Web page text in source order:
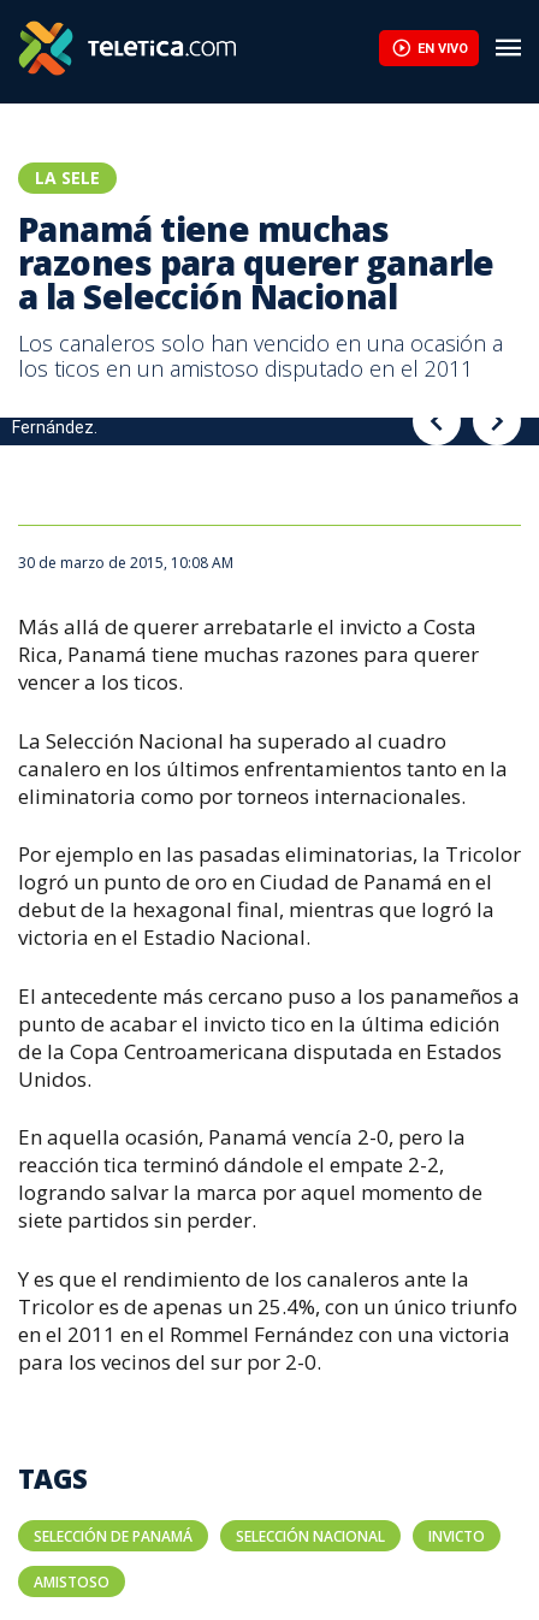
EN VIVO
LA SELE
Panamá tiene muchas
razones para querer ganarle
a la Selección Nacional
Los canaleros solo han vencido en una ocasión a
los ticos en un amistoso disputado en el 2011
Fernández.
30 de marzo de 2015, 10:08 AM
Más allá de querer arrebatarle el invicto a Costa
Rica, Panamá tiene muchas razones para querer
vencer a los ticos.
La Selección Nacional ha superado al cuadro
canalero en los últimos enfrentamientos tanto en la
eliminatoria como por torneos internacionales.
Por ejemplo en las pasadas eliminatorias, la Tricolor
logró un punto de oro en Ciudad de Panamá en el
debut de la hexagonal final, mientras que logró la
victoria en el Estadio Nacional.
El antecedente más cercano puso a los panameños a
punto de acabar el invicto tico en la última edición
de la Copa Centroamericana disputada en Estados
Unidos.
En aquella ocasión, Panamá vencía 2-0, pero la
reacción tica terminó dándole el empate 2-2,
logrando salvar la marca por aquel momento de
siete partidos sin perder.
Y es que el rendimiento de los canaleros ante la
Tricolor es de apenas un 25.4%, con un único triunfo
en el 2011 en el Rommel Fernández con una victoria
para los vecinos del sur por 2-0.
TAGS
SELECCIÓN DE PANAMÁ SELECCIÓN NACIONAL INVICTO
AMISTOSO